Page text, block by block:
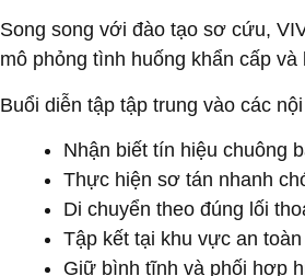
Song song với đào tạo sơ cứu,
mô phỏng tình huống khẩn cấp
Buổi diễn tập tập trung vào các
Nhận biết tín hiệu chuông
Thực hiện sơ tán nhanh
Di chuyển theo đúng lối
Tập kết tại khu vực an toàn
Giữ bình tĩnh và phối hợp